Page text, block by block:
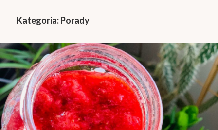
Kategoria:Porady